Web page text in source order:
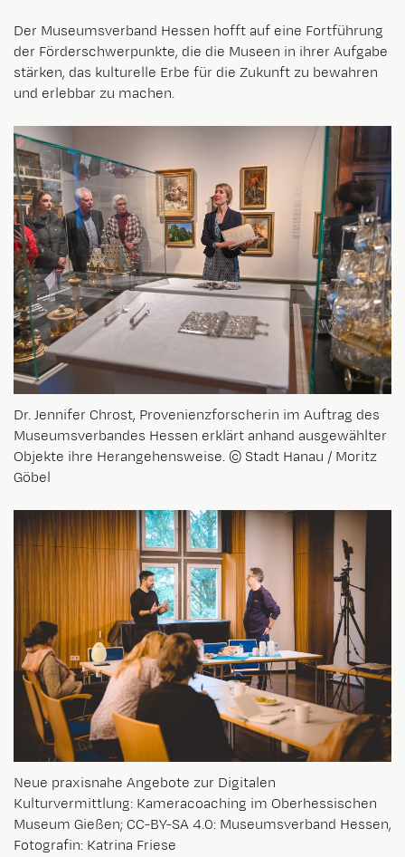
Der Museumsverband Hessen hofft auf eine Fortführung
der Förderschwerpunkte, die die Museen in ihrer Aufgabe
stärken, das kulturelle Erbe für die Zukunft zu bewahren
und erlebbar zu machen.
Dr. Jennifer Chrost, Provenienzforscherin im Auftrag des
Museumsverbandes Hessen erklärt anhand ausgewählter
Objekte ihre Herangehensweise. © Stadt Hanau / Moritz
Göbel
Neue praxisnahe Angebote zur Digitalen
Kulturvermittlung: Kameracoaching im Oberhessischen
Museum Gießen; CC-BY-SA 4.0: Museumsverband Hessen,
Fotografin: Katrina Friese